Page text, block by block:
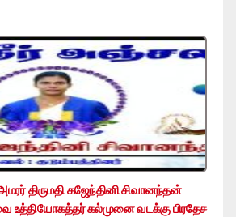
திருமதி கஜேந்தினி சிவானந்தன்
உத்தியோகத்தர் கல்முனை வடக்கு பிரதேச